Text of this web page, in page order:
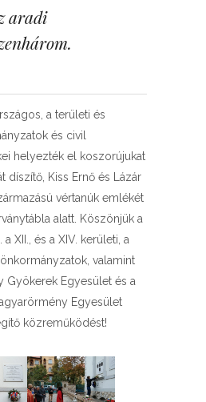
aradi
a területi és
és civil
helyezték el koszorújukat
díszítő, Kiss Ernő és Lázár
vértanúk emlékét
alatt. Köszönjük a
a XII., és a XIV. kerületi, a
valamint
Gyökerek Egyesület és a
Egyesület
közreműködést!